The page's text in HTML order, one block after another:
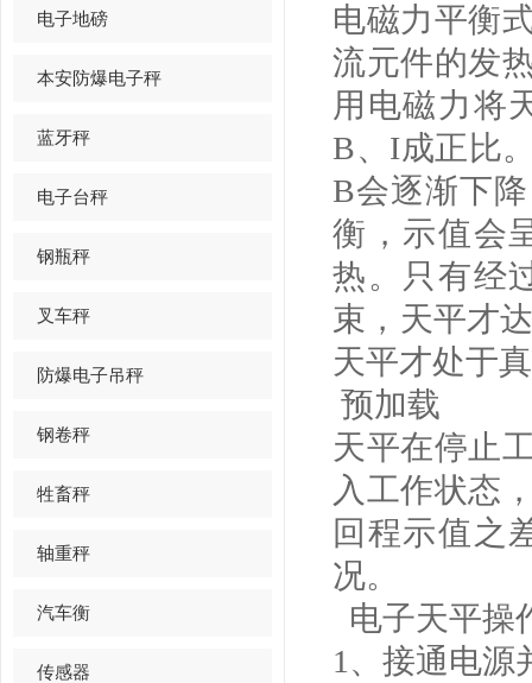
电子地磅
本安防爆电子秤
蓝牙秤
电子台秤
钢瓶秤
叉车秤
防爆电子吊秤
钢卷秤
牲畜秤
轴重秤
汽车衡
传感器
电磁力平衡
流元件的发
用电磁力将
B、I成正比
B会逐渐下
衡，示值会
热。只有经
束，天平才
天平才处于
预加载
天平在停止
入工作状态
回程示值之
况。
电子天平操
1、接通电源